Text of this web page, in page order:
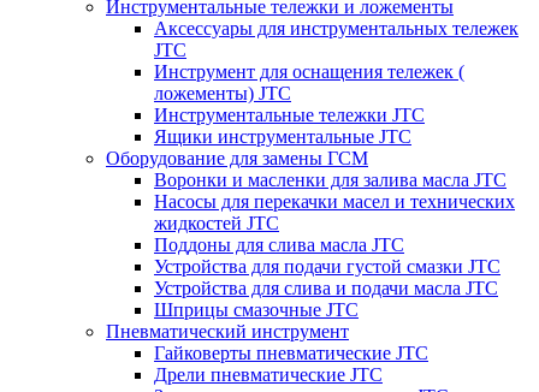
Инструментальные тележки и ложементы
Аксессуары для инструментальных тележек
JTC
Инструмент для оснащения тележек (
ложементы) JTC
Инструментальные тележки JTC
Ящики инструментальные JTC
Оборудование для замены ГСМ
Воронки и масленки для залива масла JTC
Насосы для перекачки масел и технических
жидкостей JTC
Поддоны для слива масла JTC
Устройства для подачи густой смазки JTC
Устройства для слива и подачи масла JTC
Шприцы смазочные JTC
Пневматический инструмент
Гайковерты пневматические JTC
Дрели пневматические JTC